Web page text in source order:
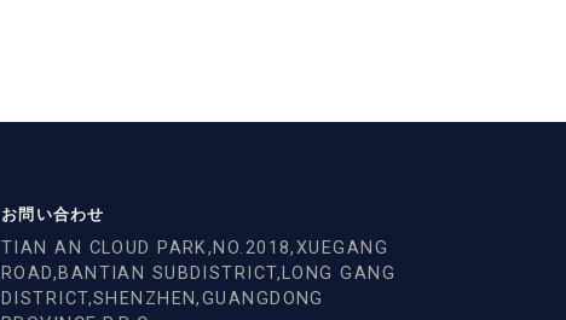
お問い合わせ
TIAN AN CLOUD PARK,NO.2018,XUEGANG
ROAD,BANTIAN SUBDISTRICT,LONG GANG
DISTRICT,SHENZHEN,GUANGDONG